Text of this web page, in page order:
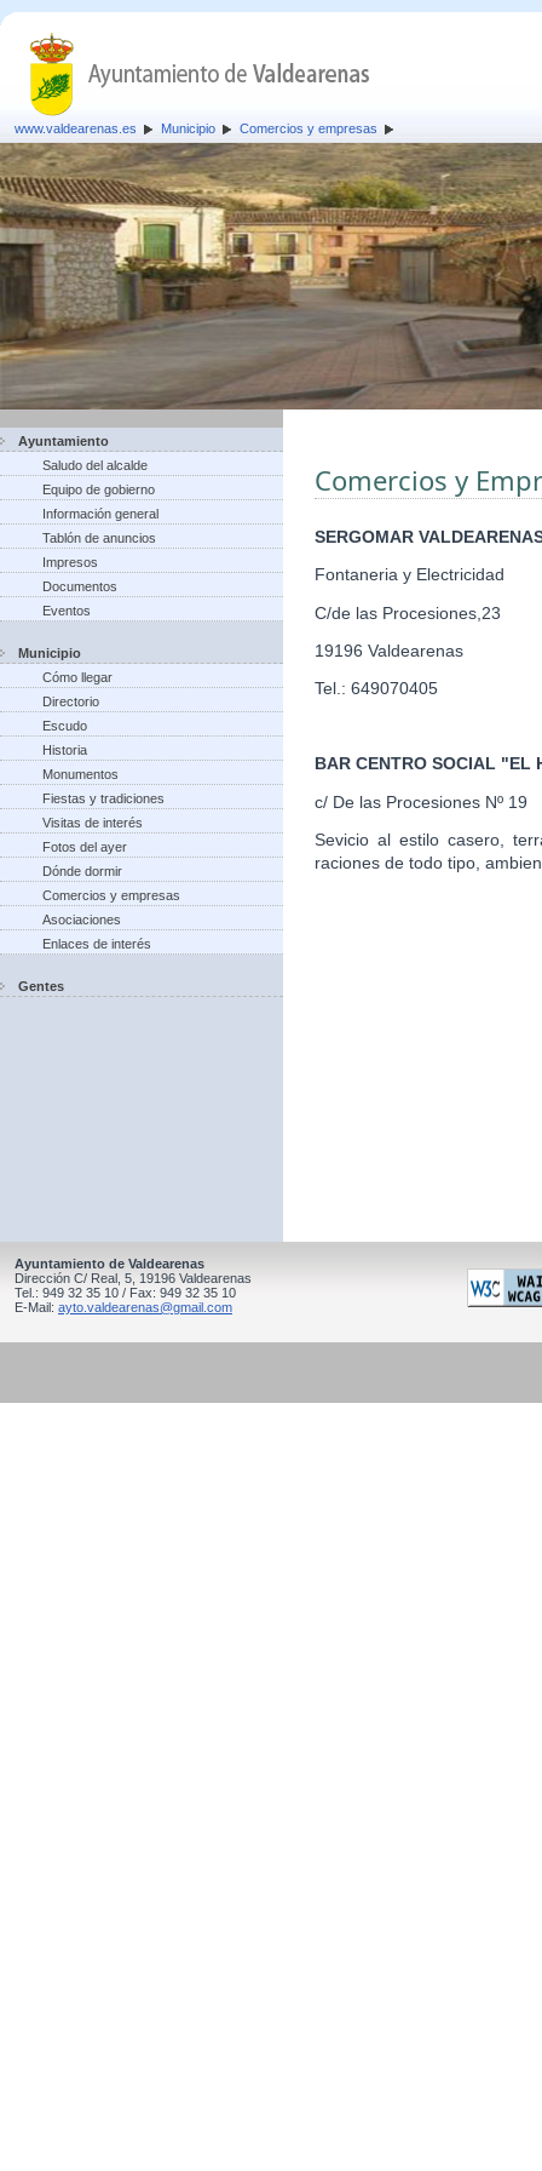
www.valdearenas.es Municipio Comercios y empresas
Ayuntamiento
Saludo del alcalde
Equipo de gobierno
Información general
Tablón de anuncios
Impresos
Documentos
Eventos
Municipio
Cómo llegar
Directorio
Escudo
Historia
Monumentos
Fiestas y tradiciones
Visitas de interés
Fotos del ayer
Dónde dormir
Comercios y empresas
Asociaciones
Enlaces de interés
Gentes
Comercios y
SERGOMAR
Fontaneria y Electricidad
C/de las Procesiones,23
19196 Valdearenas
Tel.: 649070405
BAR CENTRO SOCIAL "EL
c/ De las Procesiones Nº 19
Sevicio al estilo casero,
raciones de todo tipo,
Ayuntamiento de Valdearenas
Dirección C/ Real, 5, 19196 Valdearenas
Tel.: 949 32 35 10 / Fax: 949 32 35 10
E-Mail: ayto.valdearenas@gmail.com